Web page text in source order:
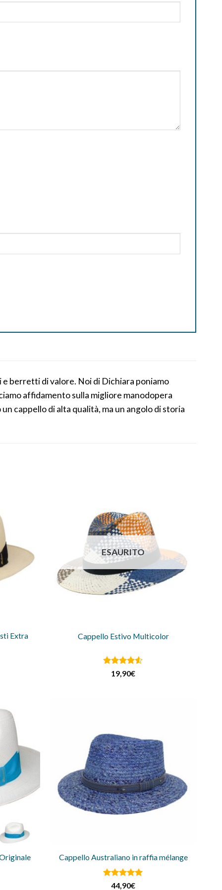
berretti di valore. Noi di Dichiara poniamo
affidamento sulla migliore manodopera
cappello di alta qualità, ma un angolo di storia
Extra
ESAURITO
Cappello Estivo Multicolor
Valutato
su 5
19,90€
Cappello Australiano in raffia mélange
Valutato5
44,90€